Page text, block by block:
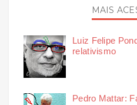
MAIS
Luiz Felipe
relativismo
Pedro Mattar: